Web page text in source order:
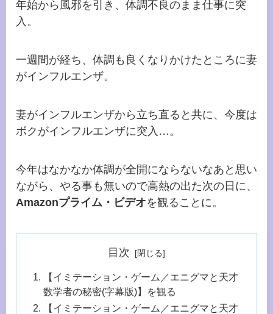
年始から風邪を引き、体調不良のまま仕事に突
入。
一週間が経ち、体調も良くなりかけたところに妻
がインフルエンザ。
妻がインフルエンザから立ち直ると共に、今度は
ボクがインフルエンザに突入…。
今年はなかなか体調が全開にならないなあと思い
ながら、やる事も無いので高熱の出た次の日に、
Amazonプライム・ビデオを観ることに。
目次
【イミテーション・ゲーム／エニグマと天才
数学者の秘密(字幕版)】を観る
【イミテーション・ゲーム／エニグマと天才